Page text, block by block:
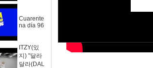
Cuarente
na día 96
ITZY(있
지) "달라
달라(DAL